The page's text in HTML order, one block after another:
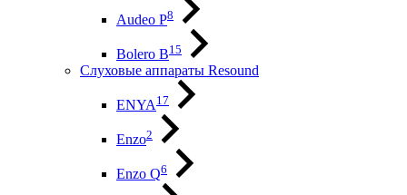
Audeo P8
Bolero B15
Слуховые аппараты Resound
ENYA 17
Enzo2
Enzo Q6